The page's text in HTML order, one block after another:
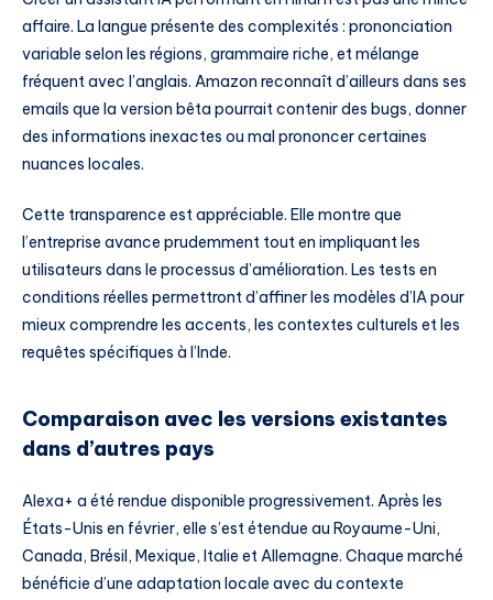
affaire. La langue présente des complexités : prononciation
variable selon les régions, grammaire riche, et mélange
fréquent avec l’anglais. Amazon reconnaît d’ailleurs dans ses
emails que la version bêta pourrait contenir des bugs, donner
des informations inexactes ou mal prononcer certaines
nuances locales.
Cette transparence est appréciable. Elle montre que
l’entreprise avance prudemment tout en impliquant les
utilisateurs dans le processus d’amélioration. Les tests en
conditions réelles permettront d’affiner les modèles d’IA pour
mieux comprendre les accents, les contextes culturels et les
requêtes spécifiques à l’Inde.
Comparaison avec les versions existantes
dans d’autres pays
Alexa+ a été rendue disponible progressivement. Après les
États-Unis en février, elle s’est étendue au Royaume-Uni,
Canada, Brésil, Mexique, Italie et Allemagne. Chaque marché
bénéficie d’une adaptation locale avec du contexte